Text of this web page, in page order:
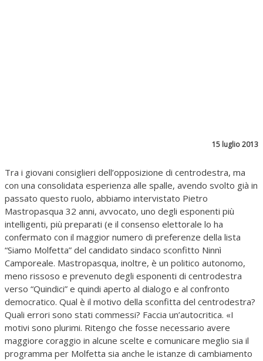
15 luglio 2013
Tra i giovani consiglieri dell’opposizione di centrodestra, ma
con una consolidata esperienza alle spalle, avendo svolto già in
passato questo ruolo, abbiamo intervistato Pietro
Mastropasqua 32 anni, avvocato, uno degli esponenti più
intelligenti, più preparati (e il consenso elettorale lo ha
confermato con il maggior numero di preferenze della lista
“Siamo Molfetta” del candidato sindaco sconfitto Ninnì
Camporeale. Mastropasqua, inoltre, è un politico autonomo,
meno rissoso e prevenuto degli esponenti di centrodestra
verso “Quindici” e quindi aperto al dialogo e al confronto
democratico. Qual è il motivo della sconfitta del centrodestra?
Quali errori sono stati commessi? Faccia un’autocritica. «I
motivi sono plurimi. Ritengo che fosse necessario avere
maggiore coraggio in alcune scelte e comunicare meglio sia il
programma per Molfetta sia anche le istanze di cambiamento